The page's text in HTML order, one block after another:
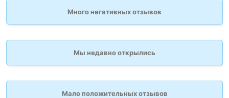
Много негативных отзывов
Мы недавно открылись
Мало положительных отзывов